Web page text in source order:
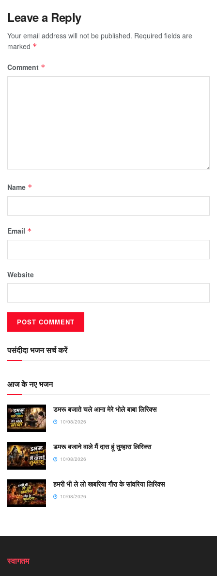
Leave a Reply
Your email address will not be published. Required fields are
marked *
Comment *
Name *
Email *
Website
पसंदीदा भजन सर्च करें
आज के नए भजन
डमरू बजाते चले आना मेरे भोले बाबा लिरिक्स
10/08/2026
डमरू बजाने वाले मैं दास हूं तुम्हारा लिरिक्स
10/08/2026
हमरी भी ले लो खबरिया गौरा के सांवरिया लिरिक्स
10/08/2026
स्वागतम